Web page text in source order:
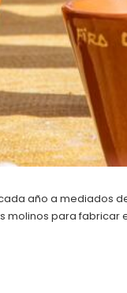
año a mediados
molinos para fabricar